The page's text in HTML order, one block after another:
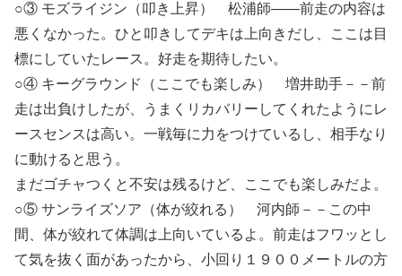
○③ モズライジン（叩き上昇） 松浦師――前走の内容は
悪くなかった。ひと叩きしてデキは上向きだし、ここは目
標にしていたレース。好走を期待したい。
○④ キーグラウンド（ここでも楽しみ） 増井助手－－前
走は出負けしたが、うまくリカバリーしてくれたようにレ
ースセンスは高い。一戦毎に力をつけているし、相手なり
に動けると思う。
まだゴチャつくと不安は残るけど、ここでも楽しみだよ。
○⑤ サンライズソア（体が絞れる） 河内師－－この中
間、体が絞れて体調は上向いているよ。前走はフワッとし
て気を抜く面があったから、小回り１９００メートルの方